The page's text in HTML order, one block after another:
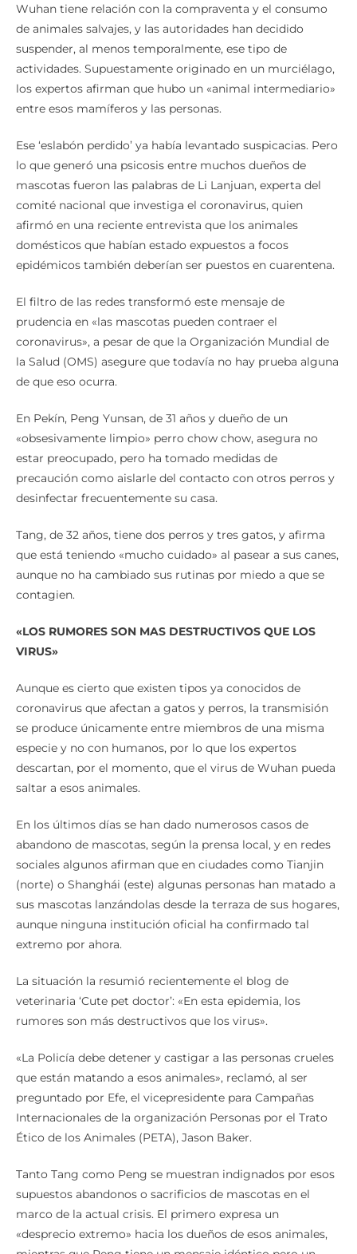
Wuhan tiene relación con la compraventa y el consumo
de animales salvajes, y las autoridades han decidido
suspender, al menos temporalmente, ese tipo de
actividades. Supuestamente originado en un murciélago,
los expertos afirman que hubo un «animal intermediario»
entre esos mamíferos y las personas.
Ese ‘eslabón perdido’ ya había levantado suspicacias. Pero
lo que generó una psicosis entre muchos dueños de
mascotas fueron las palabras de Li Lanjuan, experta del
comité nacional que investiga el coronavirus, quien
afirmó en una reciente entrevista que los animales
domésticos que habían estado expuestos a focos
epidémicos también deberían ser puestos en cuarentena.
El filtro de las redes transformó este mensaje de
prudencia en «las mascotas pueden contraer el
coronavirus», a pesar de que la Organización Mundial de
la Salud (OMS) asegure que todavía no hay prueba alguna
de que eso ocurra.
En Pekín, Peng Yunsan, de 31 años y dueño de un
«obsesivamente limpio» perro chow chow, asegura no
estar preocupado, pero ha tomado medidas de
precaución como aislarle del contacto con otros perros y
desinfectar frecuentemente su casa.
Tang, de 32 años, tiene dos perros y tres gatos, y afirma
que está teniendo «mucho cuidado» al pasear a sus canes,
aunque no ha cambiado sus rutinas por miedo a que se
contagien.
«LOS RUMORES SON MAS DESTRUCTIVOS QUE LOS
VIRUS»
Aunque es cierto que existen tipos ya conocidos de
coronavirus que afectan a gatos y perros, la transmisión
se produce únicamente entre miembros de una misma
especie y no con humanos, por lo que los expertos
descartan, por el momento, que el virus de Wuhan pueda
saltar a esos animales.
En los últimos días se han dado numerosos casos de
abandono de mascotas, según la prensa local, y en redes
sociales algunos afirman que en ciudades como Tianjin
(norte) o Shanghái (este) algunas personas han matado a
sus mascotas lanzándolas desde la terraza de sus hogares,
aunque ninguna institución oficial ha confirmado tal
extremo por ahora.
La situación la resumió recientemente el blog de
veterinaria ‘Cute pet doctor’: «En esta epidemia, los
rumores son más destructivos que los virus».
«La Policía debe detener y castigar a las personas crueles
que están matando a esos animales», reclamó, al ser
preguntado por Efe, el vicepresidente para Campañas
Internacionales de la organización Personas por el Trato
Ético de los Animales (PETA), Jason Baker.
Tanto Tang como Peng se muestran indignados por esos
supuestos abandonos o sacrificios de mascotas en el
marco de la actual crisis. El primero expresa un
«desprecio extremo» hacia los dueños de esos animales,